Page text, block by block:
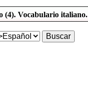
(4). Vocabulario italiano.